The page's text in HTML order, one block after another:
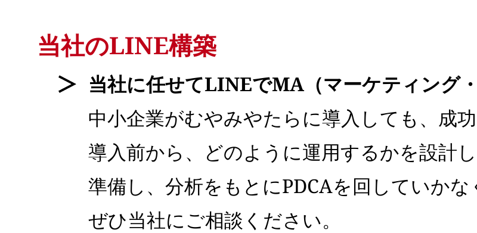
当社のLINE構築
当社に任せてLINEでMA（マーケティング
中小企業がむやみやたらに導入しても、成
導入前から、どのように運用するかを設計
準備し、分析をもとにPDCAを回していかな
ぜひ当社にご相談ください。